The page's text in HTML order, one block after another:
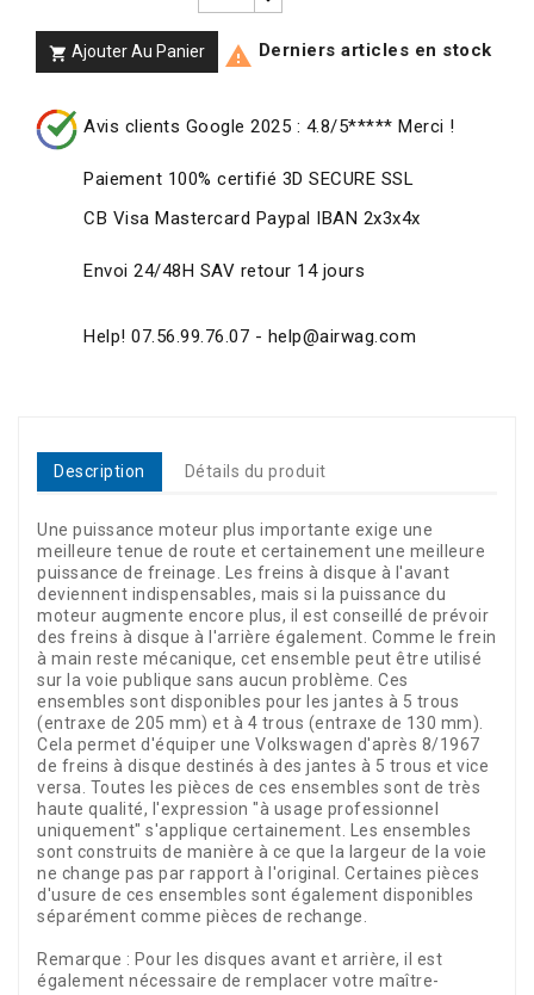
 Ajouter Au Panier  Derniers articles en stock
Avis clients Google 2025 : 4.8/5***** Merci !
Paiement 100% certifié 3D SECURE SSL
CB Visa Mastercard Paypal IBAN 2x3x4x
Envoi 24/48H SAV retour 14 jours
Help! 07.56.99.76.07 - help@airwag.com
Description Détails du produit
Une puissance moteur plus importante exige une
meilleure tenue de route et certainement une meilleure
puissance de freinage. Les freins à disque à l'avant
deviennent indispensables, mais si la puissance du
moteur augmente encore plus, il est conseillé de prévoir
des freins à disque à l'arrière également. Comme le frein
à main reste mécanique, cet ensemble peut être utilisé
sur la voie publique sans aucun problème. Ces
ensembles sont disponibles pour les jantes à 5 trous
(entraxe de 205 mm) et à 4 trous (entraxe de 130 mm).
Cela permet d'équiper une Volkswagen d'après 8/1967
de freins à disque destinés à des jantes à 5 trous et vice
versa. Toutes les pièces de ces ensembles sont de très
haute qualité, l'expression "à usage professionnel
uniquement" s'applique certainement. Les ensembles
sont construits de manière à ce que la largeur de la voie
ne change pas par rapport à l'original. Certaines pièces
d'usure de ces ensembles sont également disponibles
séparément comme pièces de rechange.
Remarque : Pour les disques avant et arrière, il est
également nécessaire de remplacer votre maître-